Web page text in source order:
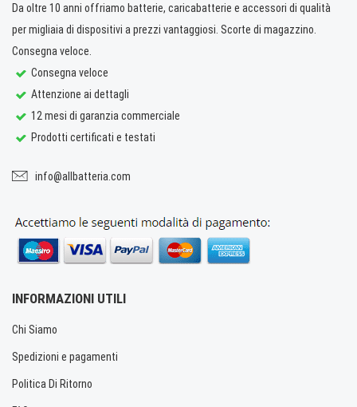
Da oltre 10 anni offriamo batterie, caricabatterie e accessori di qualità
per migliaia di dispositivi a prezzi vantaggiosi. Scorte di magazzino.
Consegna veloce.
Consegna veloce
Attenzione ai dettagli
12 mesi di garanzia commerciale
Prodotti certificati e testati
info@allbatteria.com
INFORMAZIONI UTILI
Chi Siamo
Spedizioni e pagamenti
Politica Di Ritorno